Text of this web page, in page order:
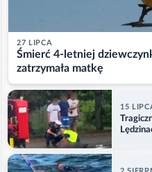
27 LIPCA
Śmierć 4-letniej
zatrzymała matkę
15